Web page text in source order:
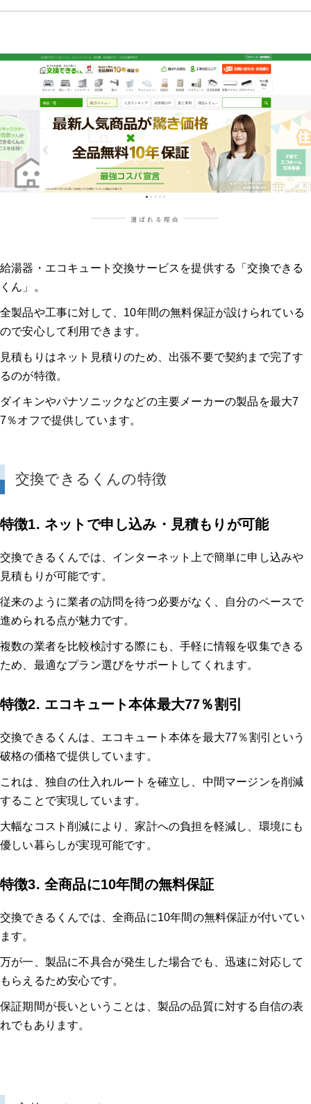
給湯器・エコキュート交換サービスを提供する「交換できる
くん」。
全製品や工事に対して、10年間の無料保証が設けられている
ので安心して利用できます。
見積もりはネット見積りのため、出張不要で契約まで完了す
るのが特徴。
ダイキンやパナソニックなどの主要メーカーの製品を最大7
7％オフで提供しています。
交換できるくんの特徴
特徴1. ネットで申し込み・見積もりが可能
交換できるくんでは、インターネット上で簡単に申し込みや
見積もりが可能です。
従来のように業者の訪問を待つ必要がなく、自分のペースで
進められる点が魅力です。
複数の業者を比較検討する際にも、手軽に情報を収集できる
ため、最適なプラン選びをサポートしてくれます。
特徴2. エコキュート本体最大77％割引
交換できるくんは、エコキュート本体を最大77％割引という
破格の価格で提供しています。
これは、独自の仕入れルートを確立し、中間マージンを削減
することで実現しています。
大幅なコスト削減により、家計への負担を軽減し、環境にも
優しい暮らしが実現可能です。
特徴3. 全商品に10年間の無料保証
交換できるくんでは、全商品に10年間の無料保証が付いてい
ます。
万が一、製品に不具合が発生した場合でも、迅速に対応して
もらえるため安心です。
保証期間が長いということは、製品の品質に対する自信の表
れでもあります。